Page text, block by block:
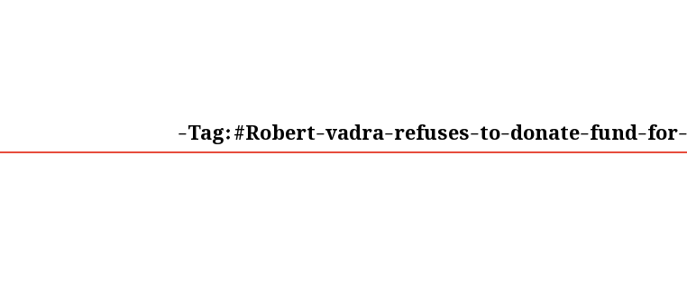
Tag:#Robert-vadra-refuses-to-donate-fund-